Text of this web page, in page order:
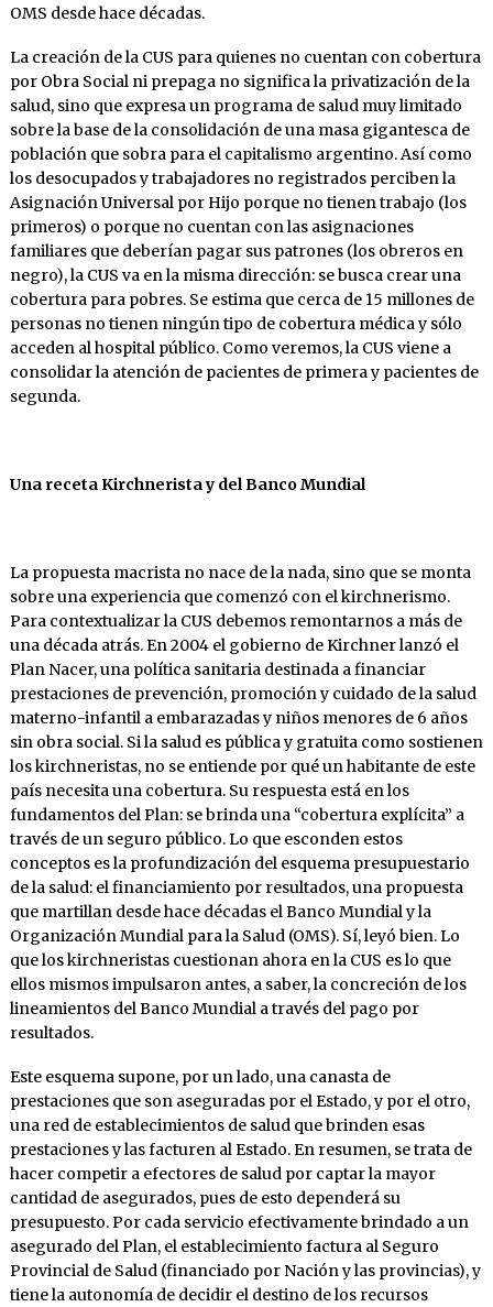
OMS desde hace décadas.
La creación de la CUS para quienes no cuentan con cobertura
por Obra Social ni prepaga no significa la privatización de la
salud, sino que expresa un programa de salud muy limitado
sobre la base de la consolidación de una masa gigantesca de
población que sobra para el capitalismo argentino. Así como
los desocupados y trabajadores no registrados perciben la
Asignación Universal por Hijo porque no tienen trabajo (los
primeros) o porque no cuentan con las asignaciones
familiares que deberían pagar sus patrones (los obreros en
negro), la CUS va en la misma dirección: se busca crear una
cobertura para pobres. Se estima que cerca de 15 millones de
personas no tienen ningún tipo de cobertura médica y sólo
acceden al hospital público. Como veremos, la CUS viene a
consolidar la atención de pacientes de primera y pacientes de
segunda.
Una receta Kirchnerista y del Banco Mundial
La propuesta macrista no nace de la nada, sino que se monta
sobre una experiencia que comenzó con el kirchnerismo.
Para contextualizar la CUS debemos remontarnos a más de
una década atrás. En 2004 el gobierno de Kirchner lanzó el
Plan Nacer, una política sanitaria destinada a financiar
prestaciones de prevención, promoción y cuidado de la salud
materno-infantil a embarazadas y niños menores de 6 años
sin obra social. Si la salud es pública y gratuita como sostienen
los kirchneristas, no se entiende por qué un habitante de este
país necesita una cobertura. Su respuesta está en los
fundamentos del Plan: se brinda una “cobertura explícita” a
través de un seguro público. Lo que esconden estos
conceptos es la profundización del esquema presupuestario
de la salud: el financiamiento por resultados, una propuesta
que martillan desde hace décadas el Banco Mundial y la
Organización Mundial para la Salud (OMS). Sí, leyó bien. Lo
que los kirchneristas cuestionan ahora en la CUS es lo que
ellos mismos impulsaron antes, a saber, la concreción de los
lineamientos del Banco Mundial a través del pago por
resultados.
Este esquema supone, por un lado, una canasta de
prestaciones que son aseguradas por el Estado, y por el otro,
una red de establecimientos de salud que brinden esas
prestaciones y las facturen al Estado. En resumen, se trata de
hacer competir a efectores de salud por captar la mayor
cantidad de asegurados, pues de esto dependerá su
presupuesto. Por cada servicio efectivamente brindado a un
asegurado del Plan, el establecimiento factura al Seguro
Provincial de Salud (financiado por Nación y las provincias), y
tiene la autonomía de decidir el destino de los recursos